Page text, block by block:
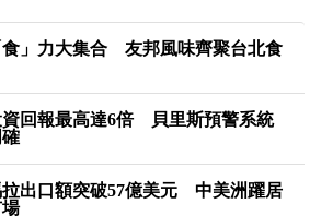
食」力大集合 友邦風味齊聚台北食
資回報最高達6倍 貝里斯預警系統
拉出口額突破57億美元 中美洲躍居